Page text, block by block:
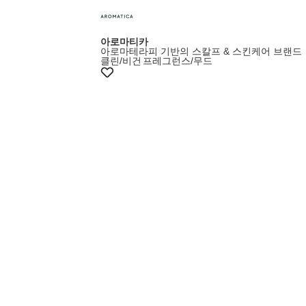
아로마티카
아로마테라피 기반의 스칼프 & 스킨케어 브랜드
클린/비건 프레그런스/무드